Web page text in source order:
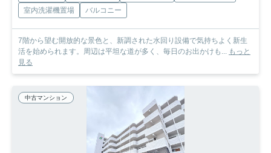
室内洗濯機置場
バルコニー
7階から望む開放的な景色と、新調された水回り設備で気持ちよく新生
活を始められます。周辺は平坦な道が多く、毎日のお出かけも... もっと
見る
中古マンション